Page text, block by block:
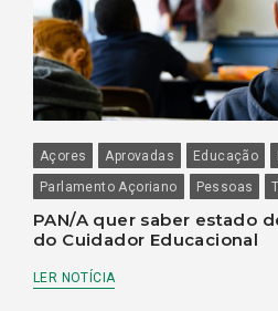
Açores Aprovadas Educação
Parlamento Açoriano
Pessoas
PAN/A quer saber estado
do Cuidador Educacional
LER NOTÍCIA